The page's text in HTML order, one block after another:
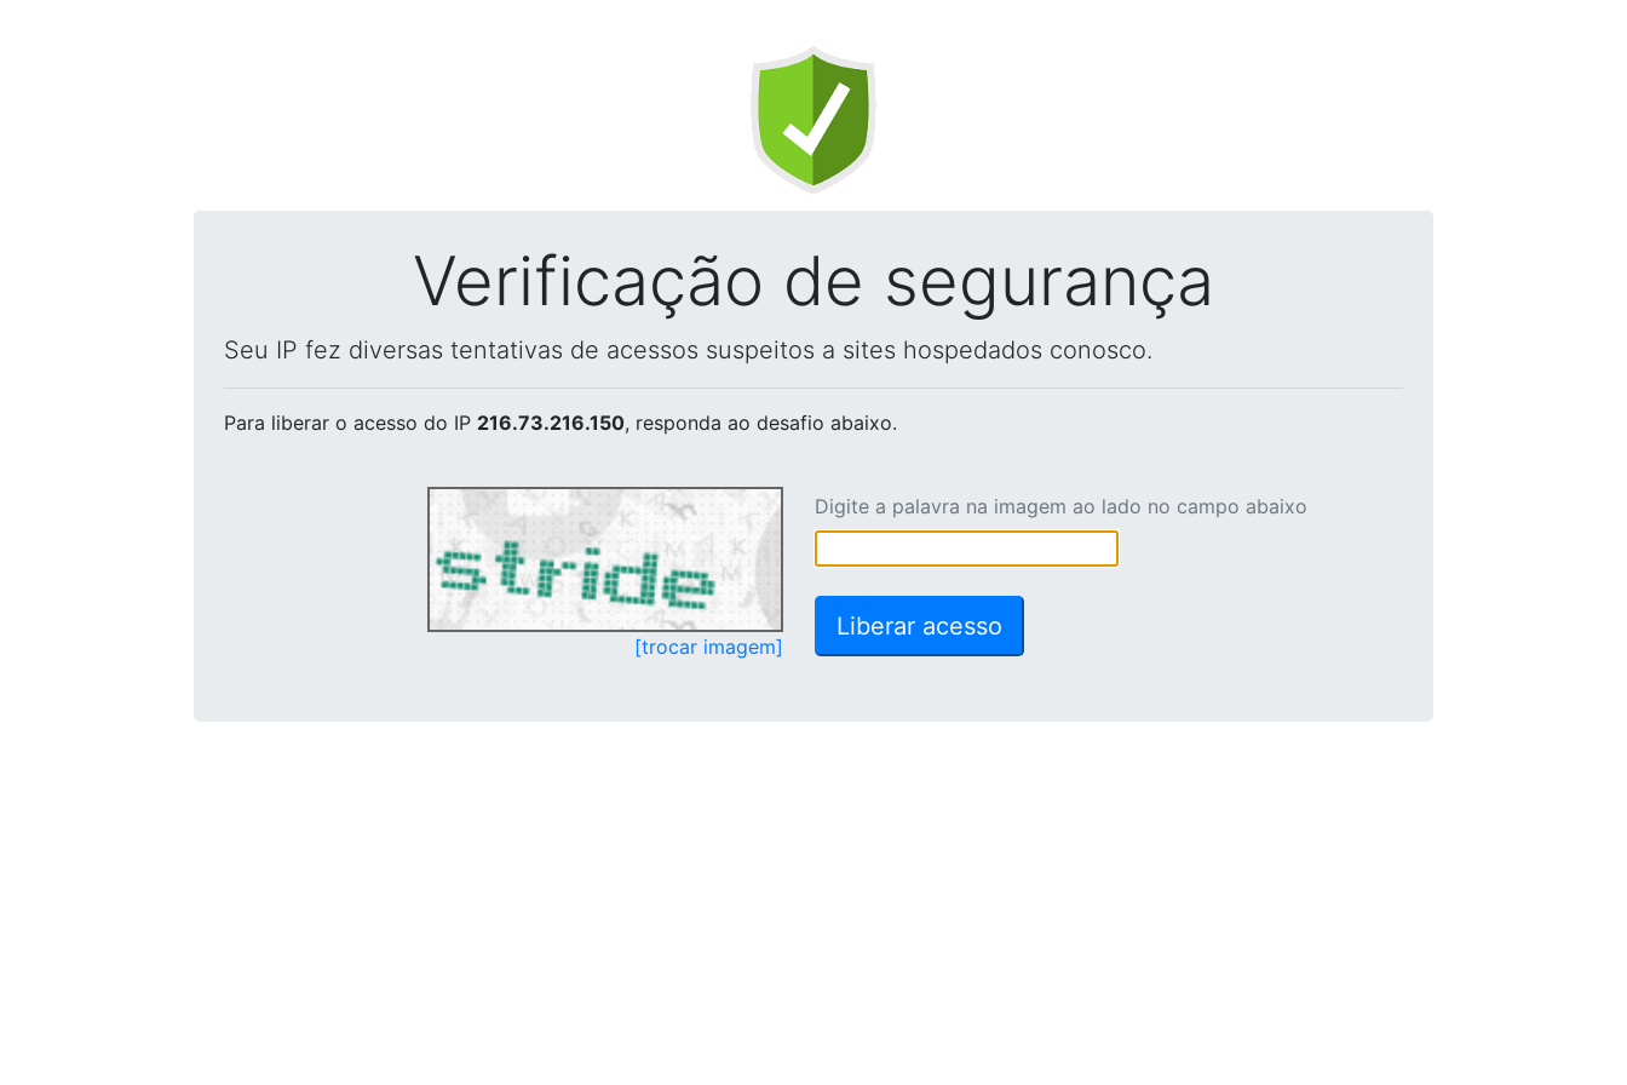
Verificação de segurança
Seu IP fez diversas tentativas de acessos suspeitos a sites hospedados conosco.
Para liberar o acesso do IP 216.73.216.150, responda ao desafio abaixo.
[trocar imagem]
Digite a palavra na imagem ao lado no campo abaixo